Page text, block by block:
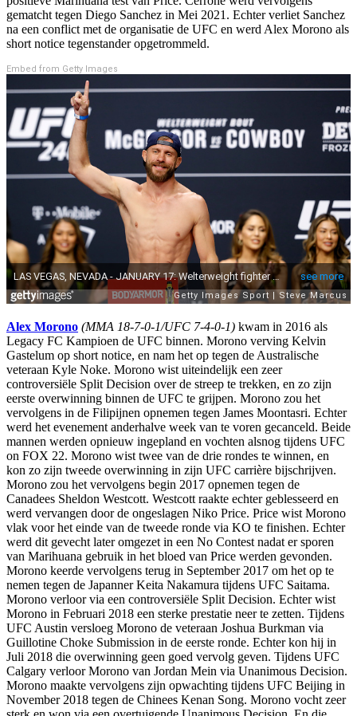
gematcht tegen Diego Sanchez in Mei 2021. Echter verliet Sanchez
na een conflict met de organisatie de UFC en werd Alex Morono als
short notice tegenstander opgetrommeld.
Embed from Getty Images
Alex Morono (MMA 18-7-0-1/UFC 7-4-0-1) kwam in 2016 als
Legacy FC Kampioen de UFC binnen. Morono verving Kelvin
Gastelum op short notice, en nam het op tegen de Australische
veteraan Kyle Noke. Morono wist uiteindelijk een zeer
controversiële Split Decision over de streep te trekken, en zo zijn
eerste overwinning binnen de UFC te grijpen. Morono zou het
vervolgens in de Filipijnen opnemen tegen James Moontasri. Echter
werd het evenement anderhalve week van te voren gecanceld. Beide
mannen werden opnieuw ingepland en vochten alsnog tijdens UFC
on FOX 22. Morono wist twee van de drie rondes te winnen, en
kon zo zijn tweede overwinning in zijn UFC carrière bijschrijven.
Morono zou het vervolgens begin 2017 opnemen tegen de
Canadees Sheldon Westcott. Westcott raakte echter geblesseerd en
werd vervangen door de ongeslagen Niko Price. Price wist Morono
vlak voor het einde van de tweede ronde via KO te finishen. Echter
werd dit gevecht later omgezet in een No Contest nadat er sporen
van Marihuana gebruik in het bloed van Price werden gevonden.
Morono keerde vervolgens terug in September 2017 om het op te
nemen tegen de Japanner Keita Nakamura tijdens UFC Saitama.
Morono verloor via een controversiële Split Decision. Echter wist
Morono in Februari 2018 een sterke prestatie neer te zetten. Tijdens
UFC Austin versloeg Morono de veteraan Joshua Burkman via
Guillotine Choke Submission in de eerste ronde. Echter kon hij in
Juli 2018 die overwinning geen goed vervolg geven. Tijdens UFC
Calgary verloor Morono van Jordan Mein via Unanimous Decision.
Morono maakte vervolgens zijn opwachting tijdens UFC Beijing in
November 2018 tegen de Chinees Kenan Song. Morono vocht zeer